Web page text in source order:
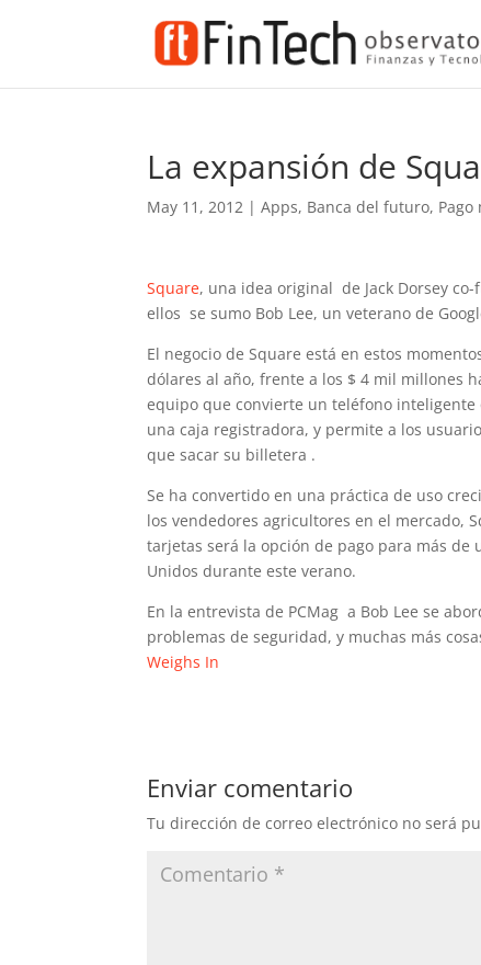
La expansión de
May 11, 2012 |Apps, Banca del futuro, Pago
Square, una idea original de Jack Dorsey
ellos se sumo Bob Lee, un veterano de
El negocio de Square está en estos
dólares al año, frente a los $ 4 mil millones
equipo que convierte un teléfono
una caja registradora, y permite a los
que sacar su billetera .
Se ha convertido en una práctica de uso
los vendedores agricultores en el mercado,
tarjetas será la opción de pago para más de
Unidos durante este verano.
En la entrevista de PCMag a Bob Lee se
problemas de seguridad, y muchas más
Weighs In
Enviar comentario
Tu dirección de correo electrónico no será